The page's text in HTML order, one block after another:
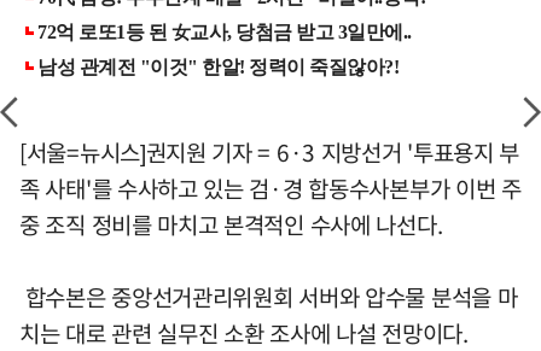
[서울=뉴시스]권지원 기자 = 6·3 지방선거 '투표용지 부
족 사태'를 수사하고 있는 검·경 합동수사본부가 이번 주
중 조직 정비를 마치고 본격적인 수사에 나선다.
합수본은 중앙선거관리위원회 서버와 압수물 분석을 마
치는 대로 관련 실무진 소환 조사에 나설 전망이다.